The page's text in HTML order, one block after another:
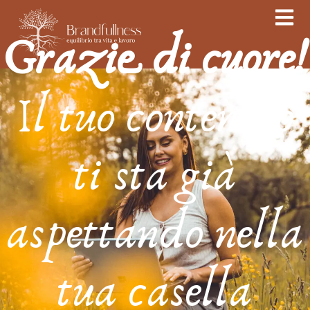
Grazie di cuore!
Il tuo contenuto
ti sta già
aspettando nella
tua casella